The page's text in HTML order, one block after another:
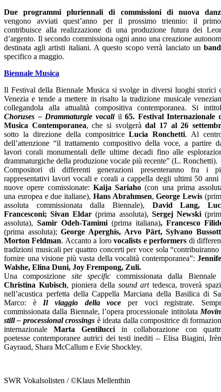
Due programmi pluriennali di commissioni di nuova
vengono avviati quest’anno per il prossimo triennio: il primo
contribuisce alla realizzazione di una produzione futura dei
d’argento. Il secondo commissiona ogni anno una creazione
destinata agli artisti italiani. A questo scopo verrà lanciato un
specifico a maggio.
Biennale Musica
Il Festival della Biennale Musica si svolge in diversi luoghi storici
Venezia e tende a mettere in risalto la tradizione musicale
collegandola alla attualità compositiva contemporanea. Si
Choruses – Drammaturgie vocaliil65. Festival Internazionale
Musica Contemporanea, che si svolgeràdal 17 al 26
sotto la direzione della compositriceLucia Ronchetti. Al
dell’attenzione “il trattamento compositivo della voce, a partire
lavori corali monumentali delle ultime decadi fino alle
drammaturgiche della produzione vocale più recente” (L. Ronchetti).
Compositori di differenti generazioni presenteranno fra i
rappresentativi lavori vocali e corali a cappella degli ultimi 50 anni
nuove opere comissionate: Kaija Sariaho(con una prima
una europea e due italiane), Hans Abrahmsen,George Lewis
assoluta commissionata dalla Biennale), David Lang,
Francesconi; Sivan Eldar (prima assoluta), Sergej Newski
assoluta), Samir Odeh-Tamimi (prima italiana), Francesco
(prima assoluta); George Aperghis, Arvo Pärt, Sylvano
Morton Feldman. Accanto a lorovocalists e performers di
tradizioni musicali per quattro concerti per voce sola “contribuiranno
fornire una visione più vasta della vocalità contemporanea”:
Walshe, Elina Duni, Joy Frempong, Zuli.
Una composizione site specific commissionata dalla Biennale
Christina Kubisch, pioniera della sound arttedesca, troverà
nell’acustica perfetta della Cappella Marciana della Basilica di
Marco: è Il viaggio della voce
per voci registrate.
commissionata dalla Biennale, l’opera processionale intitolata
still – processional crossings è ideata dalla compositrice di
internazionale Marta Gentilucci in collaborazione con
poetesse contemporanee autrici dei testi inediti – Elisa Biagini,
Gayraud, Shara McCallum e Evie Shockley.
SWR Vokalsolisten / ©Klaus Mellenthin